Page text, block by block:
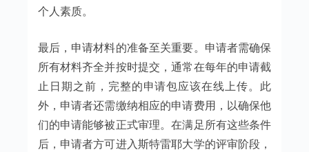
个人素质。
最后，申请材料的准备至关重要。申请者需确保
所有材料齐全并按时提交，通常在每年的申请截
止日期之前，完整的申请包应该在线上传。此
外，申请者还需缴纳相应的申请费用，以确保他
们的申请能够被正式审理。在满足所有这些条件
后，申请者方可进入斯特雷耶大学的评审阶段，